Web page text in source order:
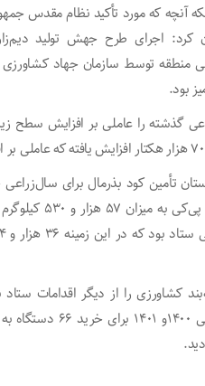
آنچه که مورد تأکید نظام مقدس
اجرای طرح جهش تولید
هزار هکتار از اراضی منطقه توسط سازمان
بود.
آمینواسید به
کشاورزی را از دیگر اقدامات